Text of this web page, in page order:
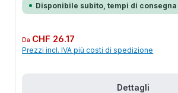
Disponibile subito, tempi di
Prezzo normale:
Da CHF 26.17
Prezzi incl. IVA più costi di spedizione
Dettagli